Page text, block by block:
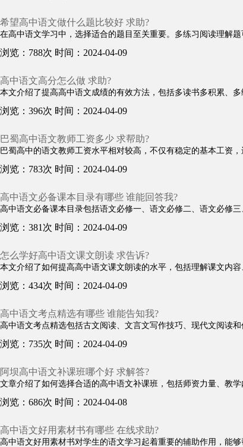
希望高中语文做什么题比较好 求助?
在高中语文学习中，选择适合的题目至关重要。多练习阅读理解
浏览：788次 时间：2024-04-09
高中语文高分怎么做 求助?
本文介绍了提高高中语文成绩的有效方法，包括多读书多积累、
浏览：396次 时间：2024-04-09
巴蜀高中语文教师工资多少 求帮助?
巴蜀高中的语文教师工资水平相对较高，不仅有稳定的基本工资
浏览：783次 时间：2024-04-09
高中语文必备课本目录有哪些 谁能回答我?
高中语文必备课本目录包括语文必修一、语文必修二、语文必修
浏览：381次 时间：2024-04-09
怎么学好高中语文课文朗读 求告诉?
本文介绍了如何提高高中语文课文朗读的水平，包括理解课文内
浏览：434次 时间：2024-04-09
高中语文考点精选有哪些 谁能告知我?
高中语文考点精选包括古文阅读、文言文写作技巧、现代文阅读
浏览：735次 时间：2024-04-09
阿坝高中语文补课班哪个好 求解答?
文章介绍了如何选择合适的高中语文补课班，包括师资力量、教
浏览：686次 时间：2024-04-08
高中语文好用素材书有哪些 在线求助?
高中语文好用素材书对学生的语文学习起着重要的辅助作用，能